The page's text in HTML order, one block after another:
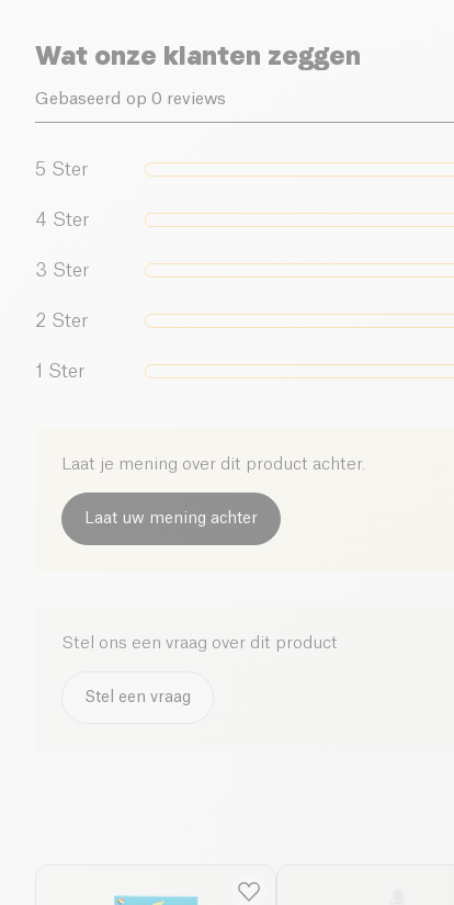
Wat onze klanten zeggen
Gebaseerd op 0 reviews
5 Ster
4 Ster
3 Ster
2 Ster
1 Ster
Laat je mening over dit product achter.
Laat uw mening achter
Stel ons een vraag over dit product
Stel een vraag